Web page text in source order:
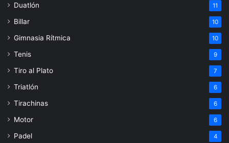
Duatlón 11
Billar 10
Gimnasia Rítmica 10
Tenis 9
Tiro al Plato 7
Triatlón 6
Tirachinas 6
Motor 6
Padel 4